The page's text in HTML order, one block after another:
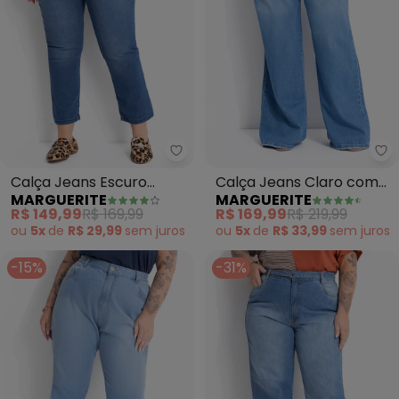
Marguerite - Calça Jeans
Calça Jeans Escuro
Skinny Cintura Alta
MARGUERITE
R$ 149,99R$ 169,99
ou 5x de R$ 29,99 sem juros
Calça Jeans Claro com
Elástico na Cintura
MARGUERITE
R$ 169,99R$ 219,99
ou 5x de R$ 33,99 sem juros
-15% -31%